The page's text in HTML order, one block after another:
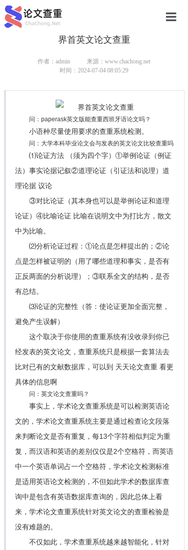
硕士论文
博士论文
界首英文论文查重
作者：admin
来源：www.chachong.net
时间：2024-07-04 08:05:29
问：paperask英文版能查重西班牙语论文吗？
小语种尽量使用要求的查重系统检测。
问：大学本科毕业论文会与发表的英文论文比较查重吗
⑴论证方法 （须为四个字）①举例论证（例证
法）事实论据记叙②道理论证（引证法和说理）道
理论据 议论
③对比论证（其本身也可以是举例论证和道理
论证）④比喻论证 比喻在说明文中为打比方，散文
中为比喻。
⑵分析论证过程：①论点是怎样提出的；②论
点是怎样被证明的（用了哪些道理和事实，是否有
正反两面的分析说理）；③联系全文的结构，是否
有总结。
⑶论证的完整性（答：使论证更加全面完整，
避免产生误解）
这个取决于你使用的查重系统有没收录到你已
经发表的英文论文，查重系统只是根据一套算法去
比对已有的文献数据库，可以到 天天论文查重 看更
具体的信息啊
问：英文论文查重吗？
事实上，学术论文查重系统是可以检测英语论
文的，学术论文查重系统主要是通过检查论文段落
来判断论文是否有重复，每13个字符相似判定为重
复，而汉语和英语的差别仅仅是2个空格符，而英语
中一个英语单词占一个空格符，学术论文检测标准
是适用英语论文检测的，不但如此学术的数据库查
询中是包含有英语数据库查询的，因此总体上看
来，学术论文查重系统针对英文论文的查重检验是
没有难题的。
不仅如此，学术查重系统越来越智能化，针对